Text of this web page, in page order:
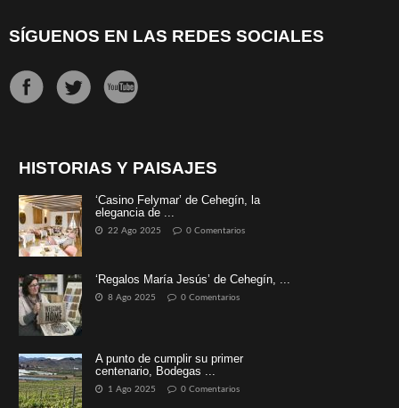
SÍGUENOS EN LAS REDES SOCIALES
HISTORIAS Y PAISAJES
‘Casino Felymar’ de Cehegín, la
elegancia de ...
22 Ago 2025 0 Comentarios
‘Regalos María Jesús’ de Cehegín, ...
8 Ago 2025 0 Comentarios
A punto de cumplir su primer
centenario, Bodegas ...
1 Ago 2025 0 Comentarios